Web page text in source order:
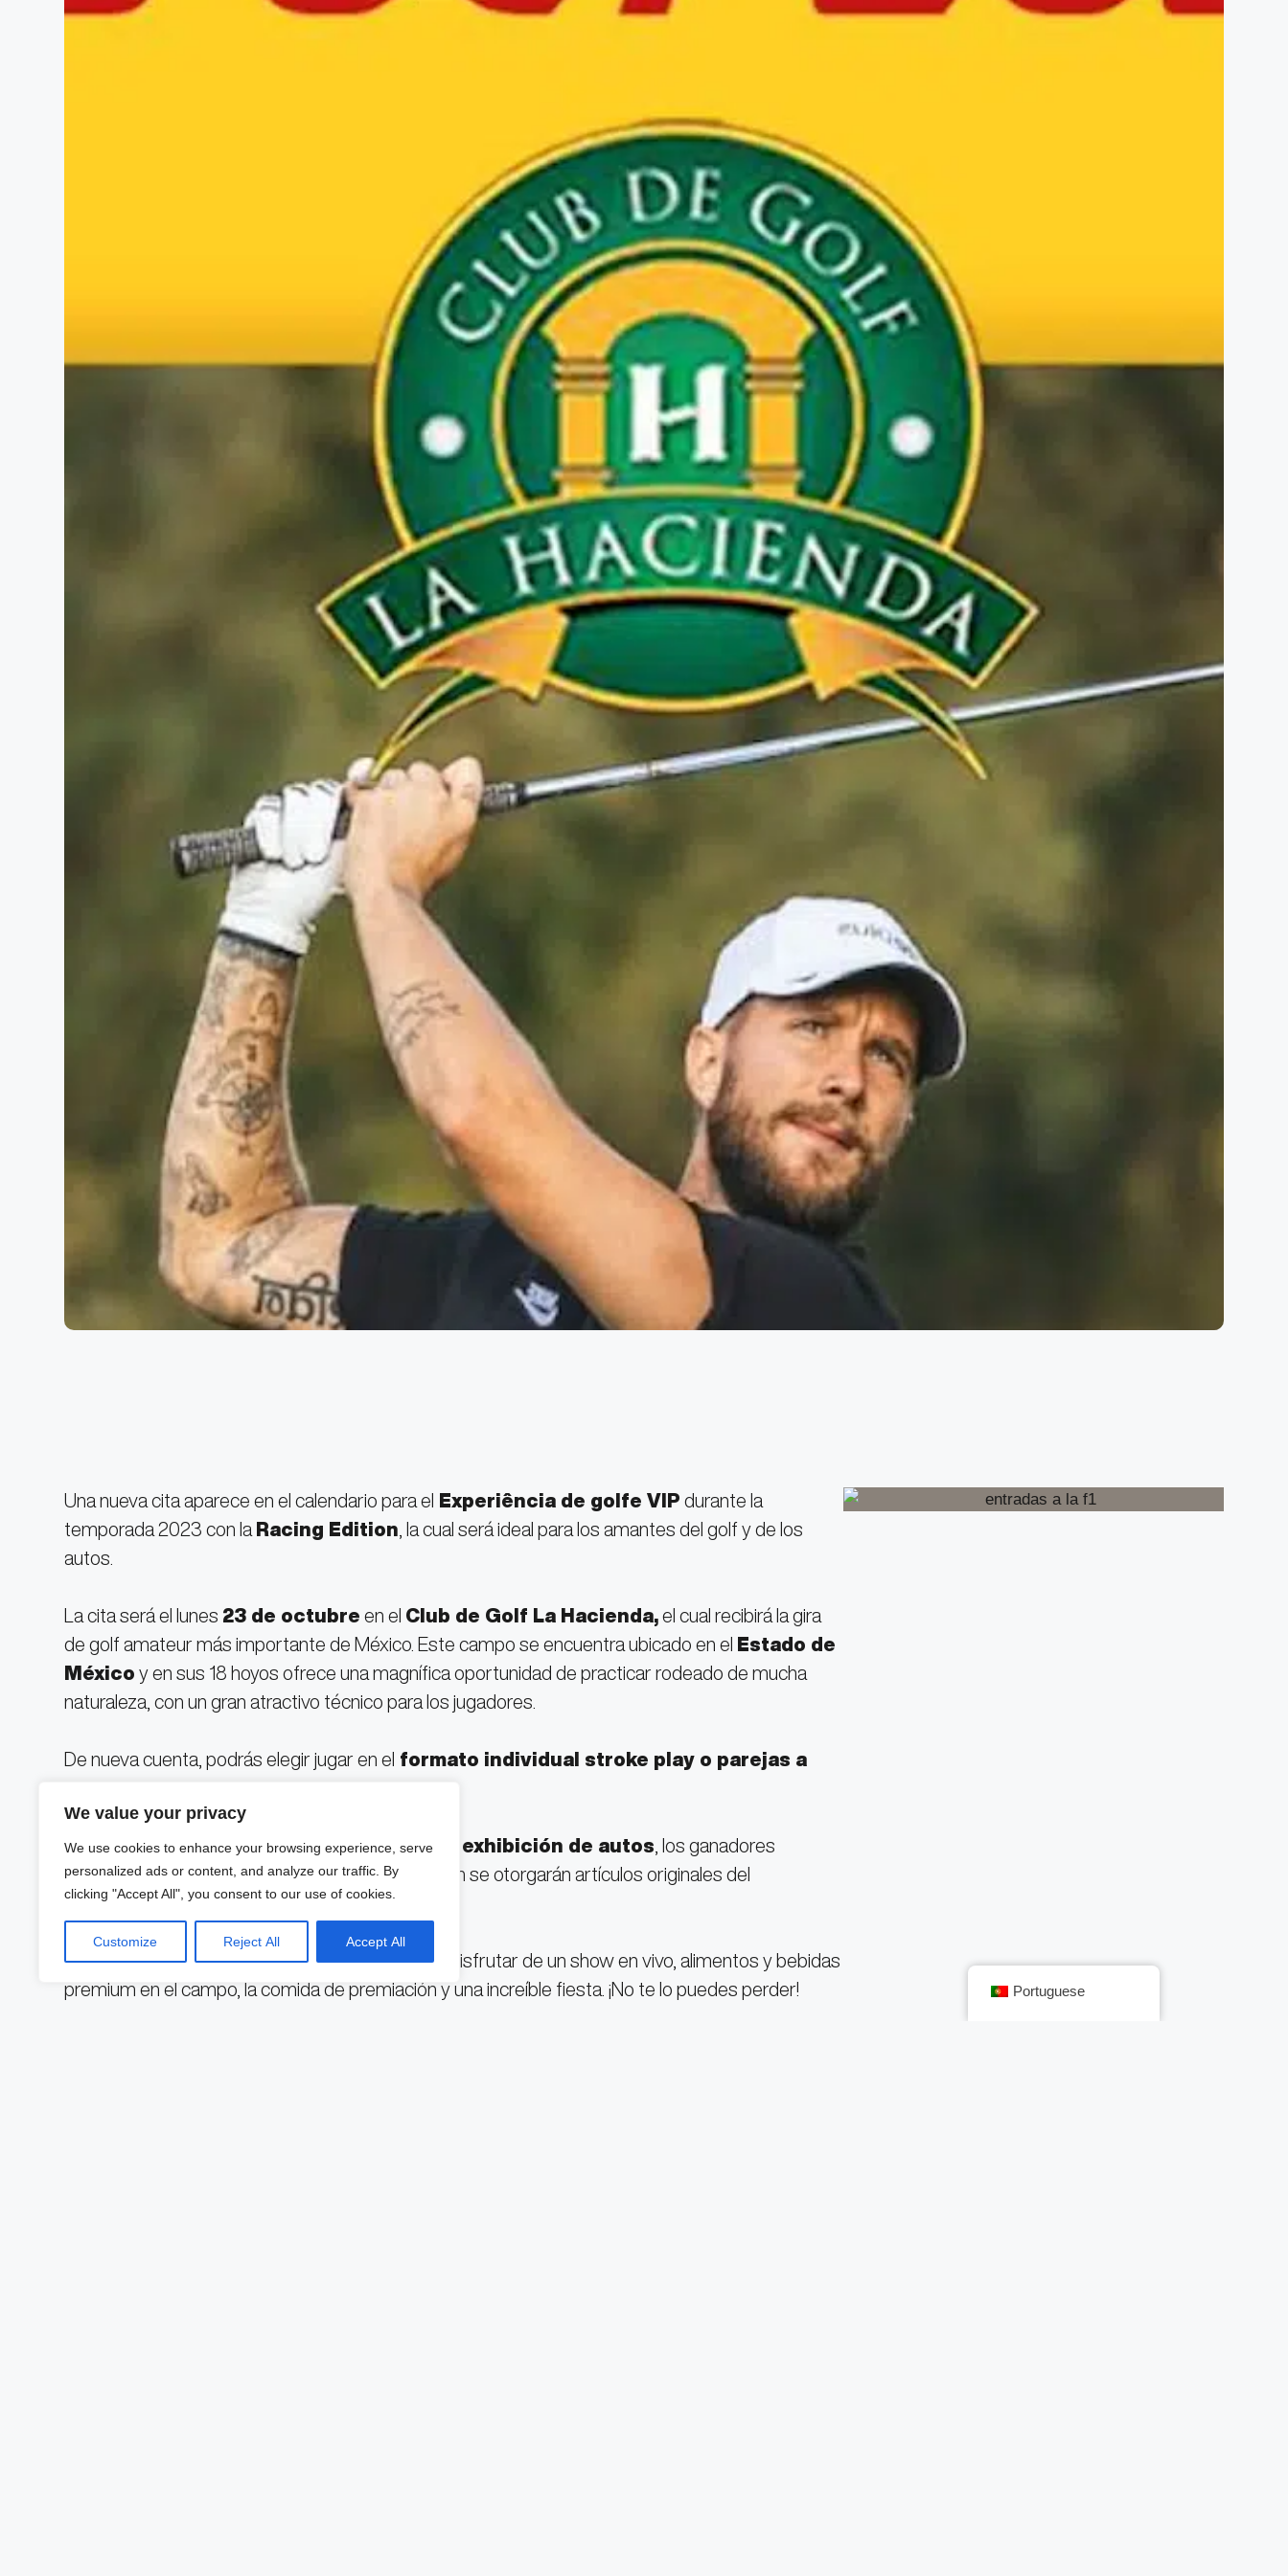
We value your privacy
We use cookies to enhance your browsing experience, serve
personalized ads or content, and analyze our traffic. By
clicking "Accept All", you consent to our use of cookies.
Customize Reject All Accept All
Una nueva cita aparece en el calendario para el Experiência de golfe VIP durante la
temporada 2023 con la Racing Edition , la cual será ideal para los amantes del golf y de los
autos.
La cita será el lunes 23 de octubre en el Club de Golf La Hacienda,el cual recibirá la gira
de golf amateur más importante de México. Este campo se encuentra ubicado en el Estado de
México y en sus 18 hoyos ofrece una magnífica oportunidad de practicar rodeado de mucha
naturaleza, con un gran atractivo técnico para los jugadores.
De nueva cuenta, podrás elegir jugar en el formato individual stroke play o parejas a
Al ser laRacing Edition 2023contará con una exhibición de autos , los ganadores
recibirán como trofeo vehículos a escala y también se otorgarán artículos originales del
desporto automóvel .
Como en cada uno de nuestros eventos podrás disfrutar de un show en vivo, alimentos y bebidas
premium en el campo, la comida de premiación y una increíble fiesta. ¡No te lo puedes perder!
Portuguese